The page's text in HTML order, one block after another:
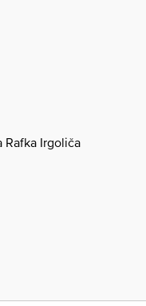
Irgoliča